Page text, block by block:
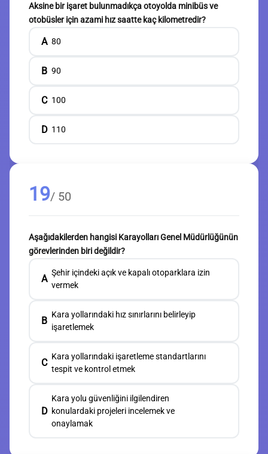
Aksine bir işaret bulunmadıkça otoyolda minibüs ve
otobüsler için azami hız saatte kaç kilometredir?
A 80
B 90
C 100
D 110
19/ 50
Aşağıdakilerden hangisi Karayolları Genel Müdürlüğünün
görevlerinden biri değildir?
A
Şehir içindeki açık ve kapalı otoparklara izin
vermek
B
Kara yollarındaki hız sınırlarını belirleyip
işaretlemek
C
Kara yollarındaki işaretleme standartlarını
tespit ve kontrol etmek
D
Kara yolu güvenliğini ilgilendiren
konulardaki projeleri incelemek ve
onaylamak